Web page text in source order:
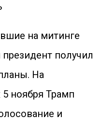
на митинге
получил
На
ноября Трамп
и